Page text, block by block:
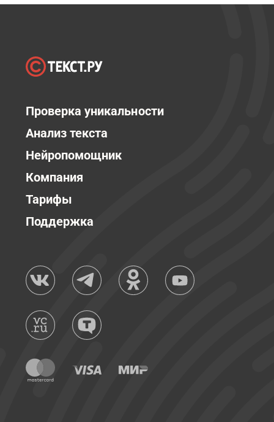
Проверка уникальности
Анализ текста
Нейропомощник
Компания
Тарифы
Поддержка